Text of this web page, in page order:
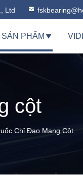
Ltd
PHẨM
cột
Chỉ Đạo Mang Cột